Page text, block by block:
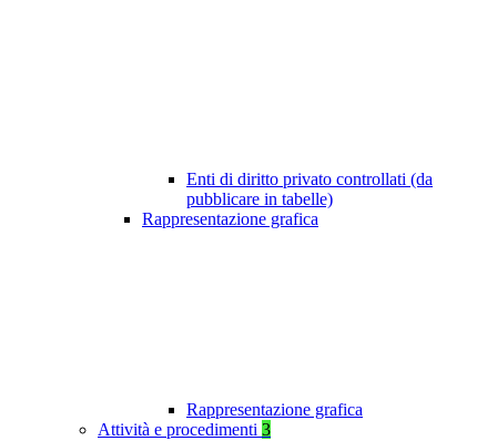
Enti di diritto privato controllati (da
pubblicare in tabelle)
Rappresentazione grafica
Rappresentazione grafica
Attività e procedimenti 3